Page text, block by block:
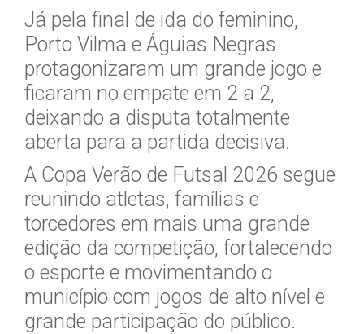
Já pela final de ida do feminino,
Porto Vilma e Águias Negras
protagonizaram um grande jogo e
ficaram no empate em 2 a 2,
deixando a disputa totalmente
aberta para a partida decisiva.
A Copa Verão de Futsal 2026 segue
reunindo atletas, famílias e
torcedores em mais uma grande
edição da competição, fortalecendo
o esporte e movimentando o
município com jogos de alto nível e
grande participação do público.